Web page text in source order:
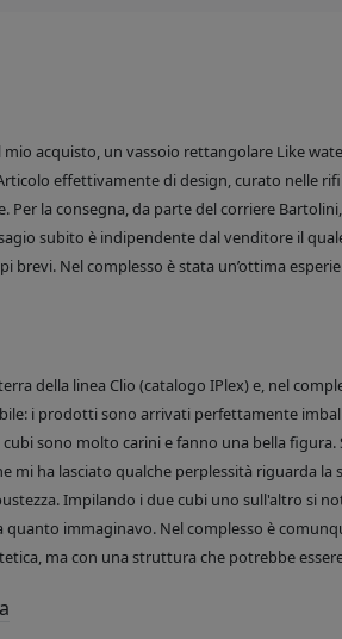
acquisto, un vassoio rettangolare Like
effettivamente di design, curato nelle
Per la consegna, da parte del corriere
subito è indipendente dal venditore il
brevi. Nel complesso è stata un’ottima
della linea Clio (catalogo IPlex) e, nel
i prodotti sono arrivati perfettamente
sono molto carini e fanno una bella
mi ha lasciato qualche perplessità riguarda
Impilando i due cubi uno sull'altro si
immaginavo. Nel complesso è
ma con una struttura che potrebbe